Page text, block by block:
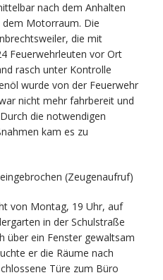
nach dem Anhalten
dem Motorraum. Die
die mit
Feuerwehrleuten vor Ort
rasch unter Kontrolle
wurde von der Feuerwehr
nicht mehr fahrbereit und
die notwendigen
kam es zu
(Zeugenaufruf)
von Montag, 19 Uhr, auf
in der Schulstraße
über ein Fenster gewaltsam
er die Räume nach
Türe zum Büro